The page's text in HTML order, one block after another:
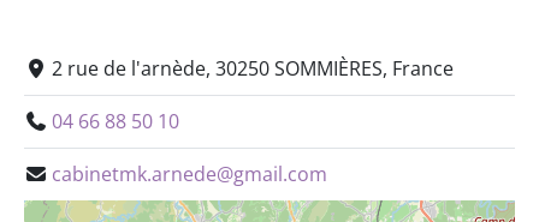
2 rue de l'arnède, 30250 SOMMIÈRES, France
04 66 88 50 10
cabinetmk.arnede@gmail.com